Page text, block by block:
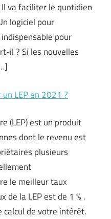
va faciliter le quotidien
logiciel pour
pour
il ? Si les nouvelles
LEP en 2021 ?
(LEP) est un produit
dont le revenu est
plusieurs
le meilleur taux
de la LEP est de 1 % .
calcul de votre intérêt.